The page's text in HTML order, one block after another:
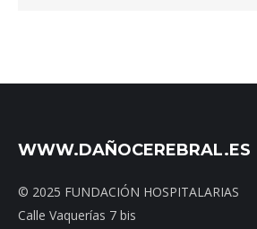
WWW.DAÑOCEREBRAL.ES
© 2025 FUNDACIÓN HOSPITALARIAS
Calle Vaquerías 7 bis